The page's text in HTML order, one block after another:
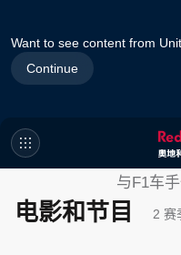
Want to see content from
Continue
电影和节目
奥地利Red
与F1车
2 赛